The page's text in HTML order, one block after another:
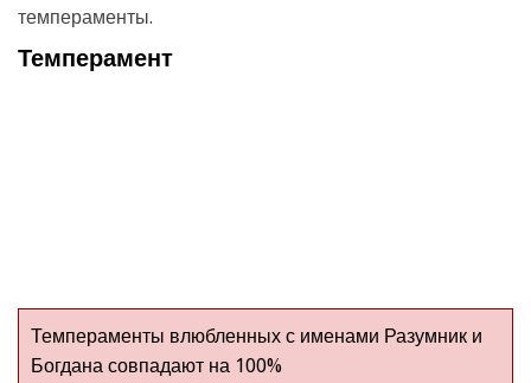
темпераменты.
Темперамент
Темпераменты влюбленных с именами Разумник и
Богдана совпадают на 100%